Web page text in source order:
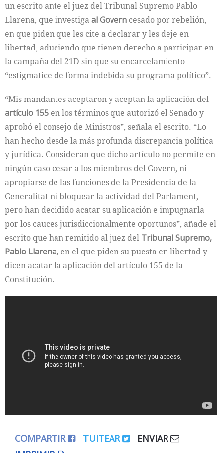
un escrito ante el juez del Tribunal Supremo Pablo
Llarena, que investigaal Govern cesado por rebelión,
en que piden que les cite a declarar y les deje en
libertad, aduciendo que tienen derecho a participar en
la campaña del 21D sin que su encarcelamiento
“estigmatice de forma indebida su programa político”.
“Mis mandantes aceptaron y aceptan la aplicación del
artículo 155 en los términos que autorizó el Senado y
aprobó el consejo de Ministros”, señala el escrito. “Lo
han hecho desde la más profunda discrepancia política
y jurídica. Consideran que dicho artículo no permite en
ningún caso cesar a los miembros del Govern, ni
apropiarse de las funciones de la Presidencia de la
Generalitat ni bloquear la actividad del Parlament,
pero han decidido acatar su aplicación e impugnarla
por los cauces jurisdiccionalmente oportunos”, añade el
escrito que han remitido al juez del Tribunal Supremo,
Pablo Llarena, en el que piden su puesta en libertad y
dicen acatar la aplicación del artículo 155 de la
Constitución.
COMPARTIR TUITEAR
ENVIAR